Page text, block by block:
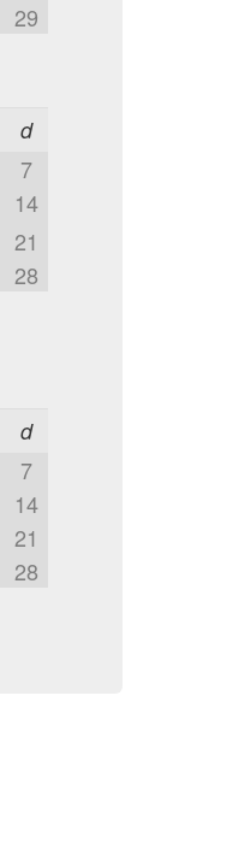
29
d
7
14
21
28
d
7
14
21
28